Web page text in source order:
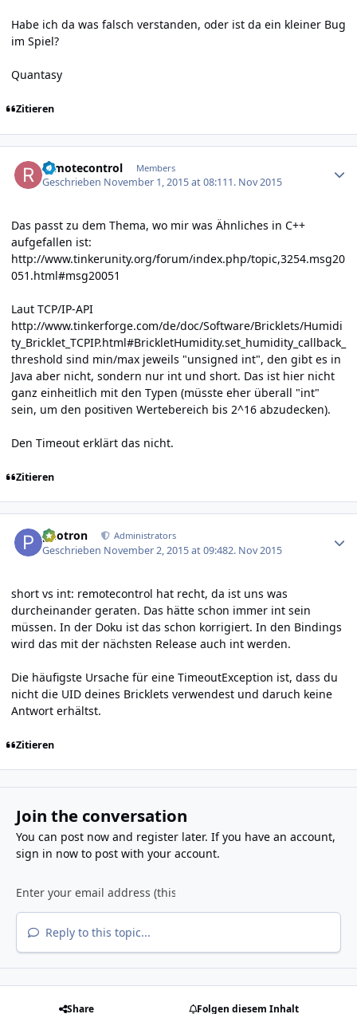
Habe ich da was falsch verstanden, oder ist da ein kleiner Bug
im Spiel?
Quantasy
Zitieren
remotecontrol Members
Geschrieben November 1, 2015 at 08:111. Nov 2015
Das passt zu dem Thema, wo mir was Ähnliches in C++
aufgefallen ist:
http://www.tinkerunity.org/forum/index.php/topic,3254.msg20
051.html#msg20051
Laut TCP/IP-API
http://www.tinkerforge.com/de/doc/Software/Bricklets/Humidi
ty_Bricklet_TCPIP.html#BrickletHumidity.set_humidity_callback_
threshold sind min/max jeweils "unsigned int", den gibt es in
Java aber nicht, sondern nur int und short. Das ist hier nicht
ganz einheitlich mit den Typen (müsste eher überall "int"
sein, um den positiven Wertebereich bis 2^16 abzudecken).
Den Timeout erklärt das nicht.
Zitieren
photron Administrators
Geschrieben November 2, 2015 at 09:482. Nov 2015
short vs int: remotecontrol hat recht, da ist uns was
durcheinander geraten. Das hätte schon immer int sein
müssen. In der Doku ist das schon korrigiert. In den Bindings
wird das mit der nächsten Release auch int werden.
Die häufigste Ursache für eine TimeoutException ist, dass du
nicht die UID deines Bricklets verwendest und daruch keine
Antwort erhältst.
Zitieren
Join the conversation
You can post now and register later. If you have an account,
sign in nowto post with your account.
Reply to this topic...
Share Folgen diesem Inhalt